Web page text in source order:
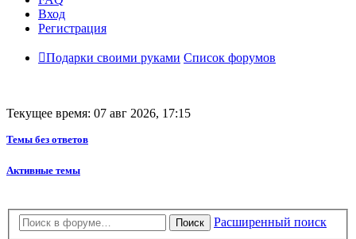
Вход
Регистрация
Подарки своими руками Список форумов
Текущее время: 07 авг 2026, 17:15
Темы без ответов
Активные темы
Поиск Расширенный поиск